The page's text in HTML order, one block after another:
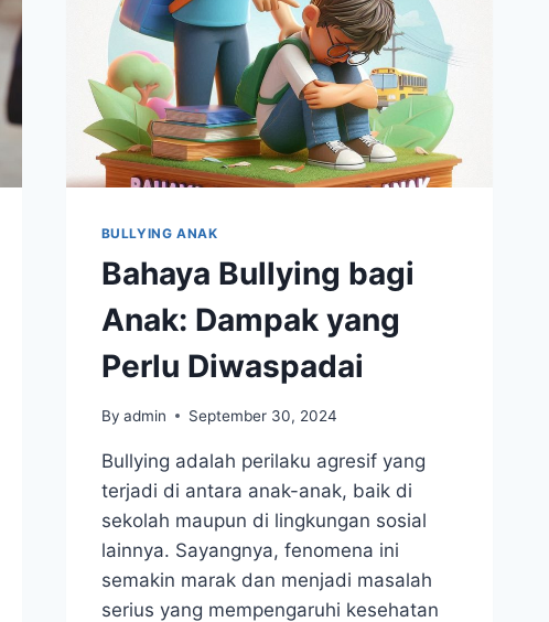
BULLYING ANAK
Bahaya Bullying bagi
Anak: Dampak yang
Perlu Diwaspadai
By admin September 30, 2024
Bullying adalah perilaku agresif yang
terjadi di antara anak-anak, baik di
sekolah maupun di lingkungan sosial
lainnya. Sayangnya, fenomena ini
semakin marak dan menjadi masalah
serius yang mempengaruhi kesehatan